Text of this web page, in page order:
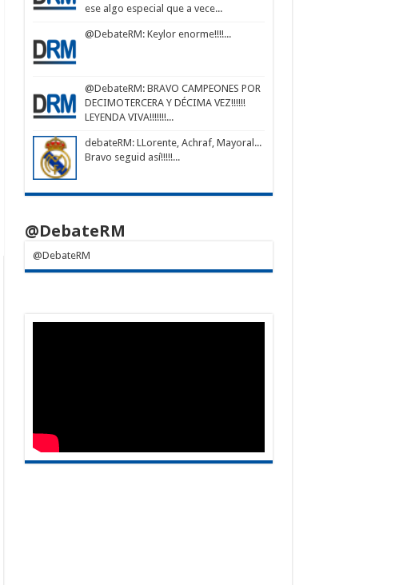
ese algo especial que a vece...
@DebateRM: Keylor enorme!!!!...
@DebateRM: BRAVO CAMPEONES POR
DECIMOTERCERA Y DÉCIMA VEZ!!!!!!
LEYENDA VIVA!!!!!!!...
debateRM: LLorente, Achraf, Mayoral...
Bravo seguid así!!!!!...
@DebateRM
@DebateRM